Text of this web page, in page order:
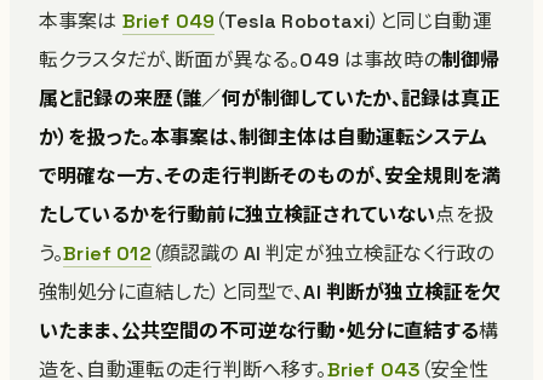
本事案は Brief 049 （Tesla Robotaxi）と同じ自動運
転クラスタだが、断面が異なる。049 は事故時の制御帰
属と記録の来歴（誰／何が制御していたか、記録は真正
か）を扱った。本事案は、制御主体は自動運転システム
で明確な一方、その走行判断そのものが、安全規則を満
たしているかを行動前に独立検証されていない点を扱
う。Brief 012 （顔認識の AI 判定が独立検証なく行政の
強制処分に直結した）と同型で、AI 判断が独立検証を欠
いたまま、公共空間の不可逆な行動・処分に直結する構
造を、自動運転の走行判断へ移す。Brief 043 （安全性